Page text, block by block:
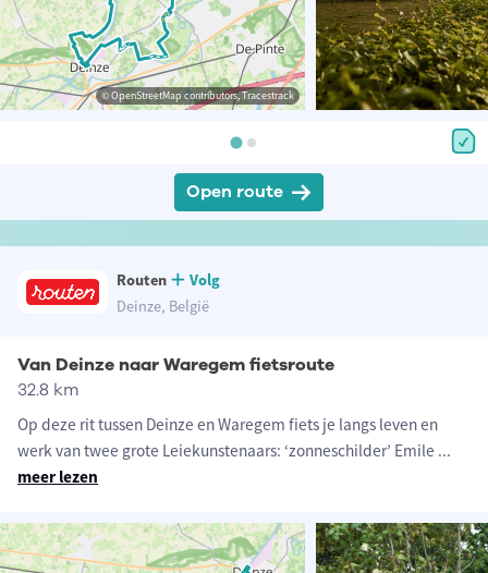
© OpenStreetMap contributors, Tracestrack
Open route
Routen
Volg
Deinze, België
Van Deinze naar Waregem fietsroute
32.8 km
Op deze rit tussen Deinze en Waregem fiets je langs leven en
werk van twee grote Leiekunstenaars: ‘zonneschilder’ Emile ...
meer lezen